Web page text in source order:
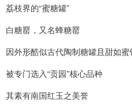
荔枝界的“蜜糖罐”
白糖罂，又名蜂糖罂
因外形酷似古代陶制糖罐且甜如蜜
被专门选入“贡园”核心品种
其素有南国红玉之美誉